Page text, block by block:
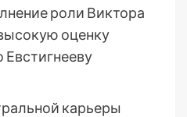
роли Виктора
оценку
Евстигнееву
карьеры